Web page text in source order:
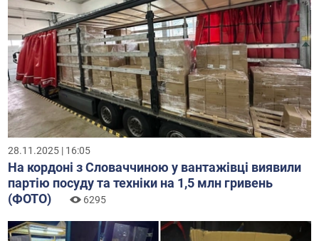
28.11.2025 | 16:05
На кордоні з Словаччиною у вантажівці виявили
партію посуду та техніки на 1,5 млн гривень
(ФОТО)
6295